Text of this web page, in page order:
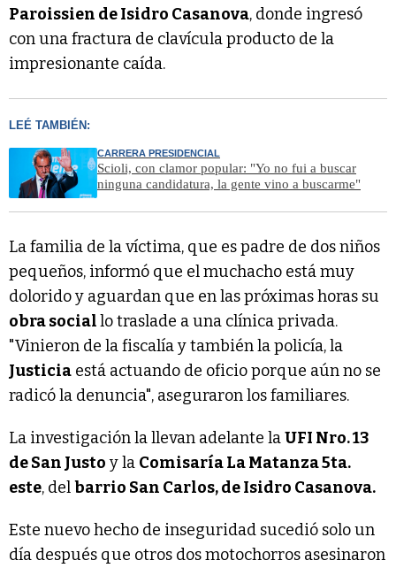
Paroissien de Isidro Casanova, donde ingresó
con una fractura de clavícula producto de la
impresionante caída.
LEÉ TAMBIÉN:
CARRERA PRESIDENCIAL
Scioli, con clamor popular: "Yo no fui a buscar
ninguna candidatura, la gente vino a buscarme"
La familia de la víctima, que es padre de dos niños
pequeños, informó que el muchacho está muy
dolorido y aguardan que en las próximas horas su
obra sociallo traslade a una clínica privada.
"Vinieron de la fiscalía y también la policía, la
Justicia está actuando de oficio porque aún no se
radicó la denuncia", aseguraron los familiares.
La investigación la llevan adelante laUFI Nro. 13
de San Justo y la Comisaría La Matanza 5ta.
este, delbarrio San Carlos, de Isidro Casanova.
Este nuevo hecho de inseguridad sucedió solo un
día después que otros dos motochorros asesinaron